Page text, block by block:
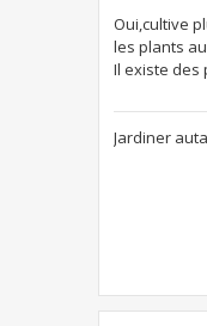
Oui,cultive
les plants
Il existe des
Jardiner